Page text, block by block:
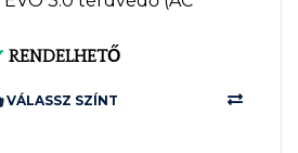
RENDELHETŐ
VÁLASSZ SZÍNT